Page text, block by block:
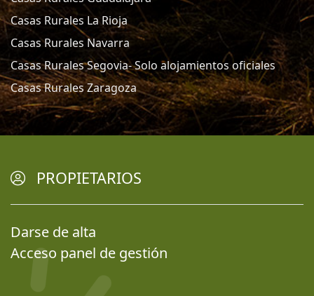
Casas Rurales La Rioja
Casas Rurales Navarra
Casas Rurales Segovia- Solo alojamientos oficiales
Casas Rurales Zaragoza
PROPIETARIOS
Darse de alta
Acceso panel de gestión